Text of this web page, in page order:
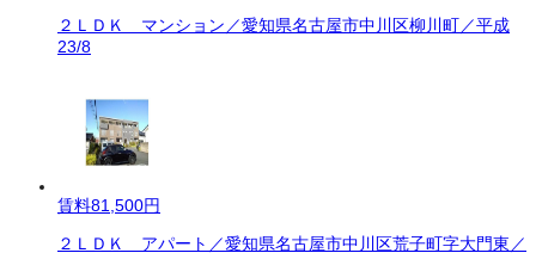
２ＬＤＫ マンション／愛知県名古屋市中川区柳川町／平成
23/8
賃料81,500円
２ＬＤＫ アパート／愛知県名古屋市中川区荒子町字大門東／